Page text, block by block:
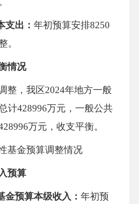
支出：年初预算安排8250
。
情况
整，我区2024年地方一般
计428996万元，一般公共
万元，收支平衡。
基金预算调整情况
预算
金预算本级收入：年初预